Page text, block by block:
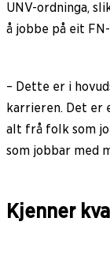
UNV-ordninga,
å jobbe på eit
– Dette er i
karrieren. Det er
alt frå folk som
som jobbar med
Kjenner